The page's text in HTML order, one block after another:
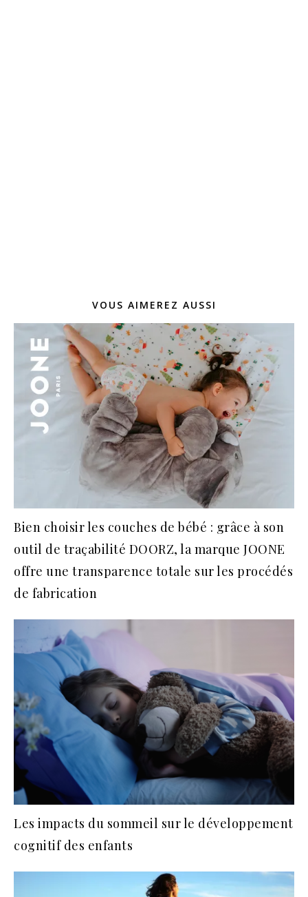
VOUS AIMEREZ AUSSI
Bien choisir les couches de bébé : grâce à son
outil de traçabilité DOORZ, la marque JOONE
offre une transparence totale sur les procédés
de fabrication
Les impacts du sommeil sur le développement
cognitif des enfants